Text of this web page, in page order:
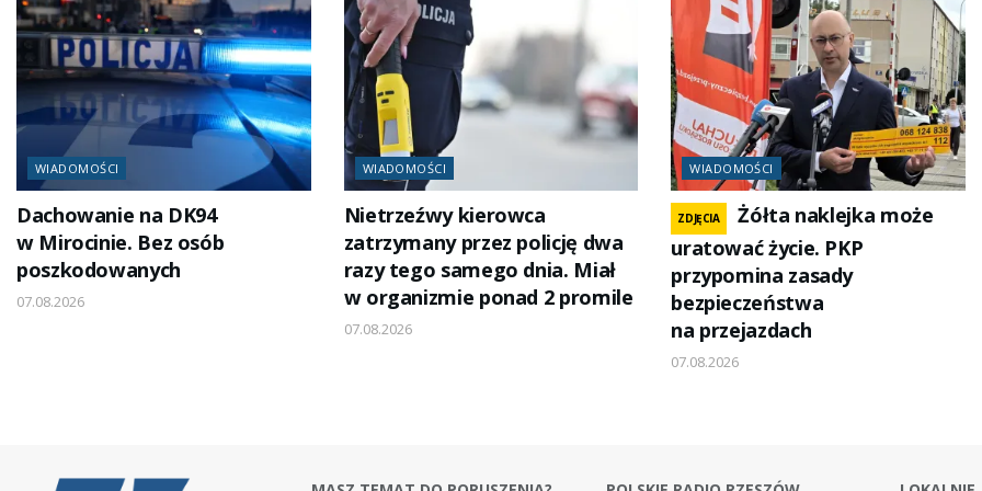
WIADOMOŚCI
Dachowanie na DK94
w Mirocinie. Bez osób
poszkodowanych
07.08.2026
WIADOMOŚCI
Nietrzeźwy kierowca
zatrzymany przez policję dwa
razy tego samego dnia. Miał
w organizmie ponad 2 promile
07.08.2026
WIADOMOŚCI
ZDJĘCIA
Żółta naklejka może
uratować życie. PKP
przypomina zasady
bezpieczeństwa
na przejazdach
07.08.2026